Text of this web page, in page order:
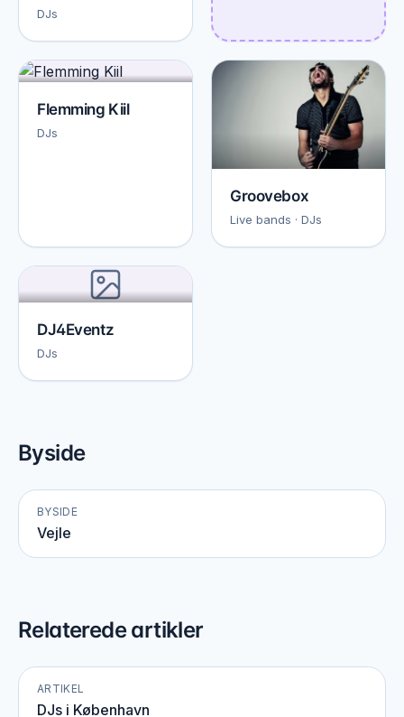
DJs
Flemming Kiil
DJs
Groovebox
Live bands · DJs
DJ4Eventz
DJs
Byside
BYSIDE
Vejle
Relaterede artikler
ARTIKEL
DJs i København